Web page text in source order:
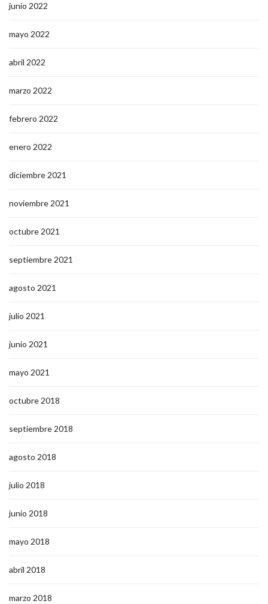
junio 2022
mayo 2022
abril 2022
marzo 2022
febrero 2022
enero 2022
diciembre 2021
noviembre 2021
octubre 2021
septiembre 2021
agosto 2021
julio 2021
junio 2021
mayo 2021
octubre 2018
septiembre 2018
agosto 2018
julio 2018
junio 2018
mayo 2018
abril 2018
marzo 2018